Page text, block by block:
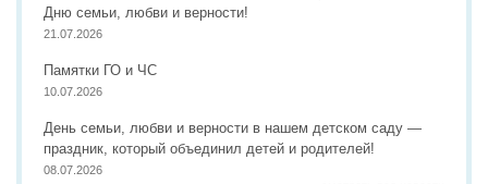
Противодействие коррупции
Реализация соц заказа
Напишите нам
Дню семьи, любви и верности!
21.07.2026
Памятки ГО и ЧС
10.07.2026
День семьи, любви и верности в нашем детском саду —
праздник, который объединил детей и родителей!
08.07.2026